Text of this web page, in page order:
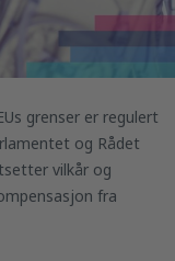
grenser er regulert
og Rådet
vilkår og
fra